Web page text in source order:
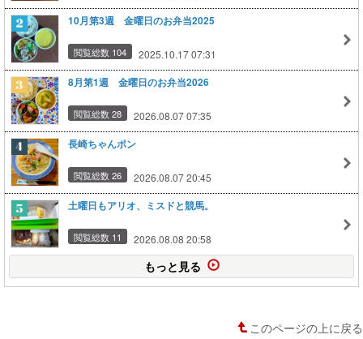
10月第3週 金曜日のお弁当2025
閲覧総数 104 2025.10.17 07:31
8月第1週 金曜日のお弁当2026
閲覧総数 28 2026.08.07 07:35
長崎ちゃんポン
閲覧総数 26 2026.08.07 20:45
土曜日もアリオ、ミスドと競馬。
閲覧総数 11 2026.08.08 20:58
もっと見る
このページの上に戻る